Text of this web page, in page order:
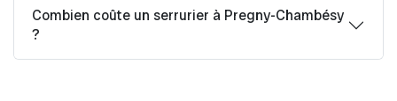
Combien coûte un serrurier à Pregny-Chambésy
?